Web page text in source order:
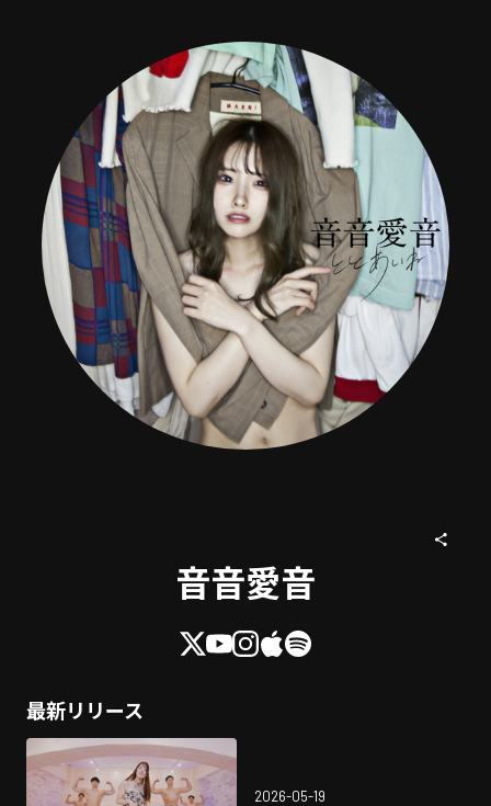
音音愛音
最新リリース
2026-05-19